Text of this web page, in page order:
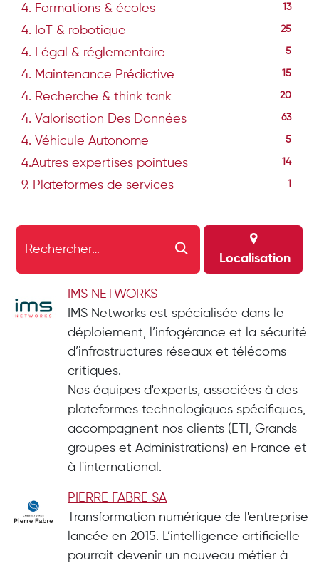
4. Formations & écoles 13
4. IoT & robotique 25
4. Légal & réglementaire 5
4. Maintenance Prédictive 15
4. Recherche & think tank 20
4. Valorisation Des Données 63
4. Véhicule Autonome 5
4.Autres expertises pointues 14
9. Plateformes de services
Localisation
IMS NETWORKS
IMS Networks est spécialisée dans le
déploiement, l’infogérance et la sécurité
d’infrastructures réseaux et télécoms
critiques.
Nos équipes d'experts, associées à des
plateformes technologiques spécifiques,
accompagnent nos clients (ETI, Grands
groupes et Administrations) en France et
à l'international.
PIERRE FABRE SA
Transformation numérique de l'entreprise
lancée en 2015. L’intelligence artificielle
pourrait devenir un nouveau métier à